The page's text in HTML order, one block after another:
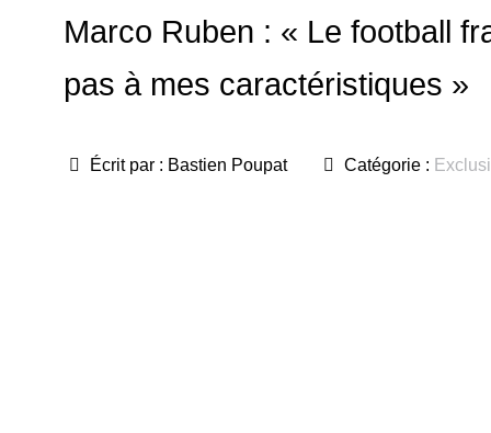
Marco Ruben : « Le football
pas à mes caractéristiques »
Écrit par : Bastien Poupat Catégorie :